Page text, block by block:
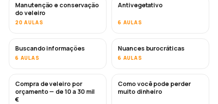
Manutenção e conservação
do veleiro
20 AULAS
EM BREVE
Antivegetativo
6 AULAS
Buscando informações
6 AULAS
Nuances burocráticas
6 AULAS
EM BREVE
Compra de veleiro por
orçamento — de 10 a 30 mil
€
EM BREVE
Como você pode perder
muito dinheiro